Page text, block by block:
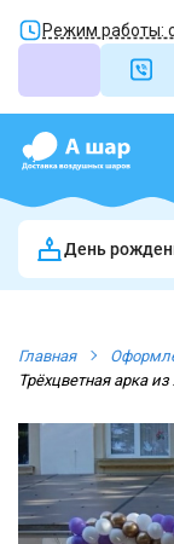
Режим работы:
День
Главная
Трёхцветная арка